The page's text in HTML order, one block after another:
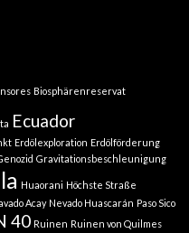
Biosphärenreservat
Ecuador
Erdölexploration Erdölförderung
Gravitationsbeschleunigung
Huaorani Höchste Straße
Acay Nevado Huascarán Paso Sico
40 Ruinen Ruinen von Quilmes